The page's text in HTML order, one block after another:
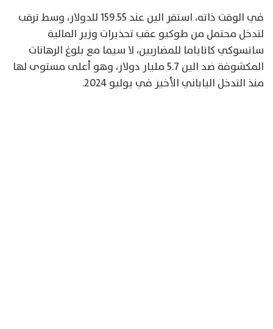
في الوقت ذاته، استقر الين عند 159.55 للدولار، وسط ترقب
لتدخل محتمل من طوكيو عقب تحذيرات وزير المالية
ساتسوكي كاتاياما للمضاربين، لا سيما مع بلوغ الرهانات
المكشوفة ضد الين 5.7 مليار دولار، وهو أعلى مستوى لها
منذ التدخل الياباني الأخير في يوليو 2024.